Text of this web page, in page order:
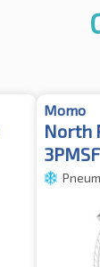
Momo
North
3PMSF